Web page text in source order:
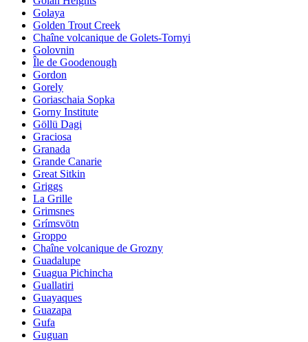
Golaya
Golden Trout Creek
Chaîne volcanique de Golets-Tornyi
Golovnin
Île de Goodenough
Gordon
Gorely
Goriaschaia Sopka
Gorny Institute
Göllü Dagi
Graciosa
Granada
Grande Canarie
Great Sitkin
Griggs
La Grille
Grimsnes
Grímsvötn
Groppo
Chaîne volcanique de Grozny
Guadalupe
Guagua Pichincha
Guallatiri
Guayaques
Guazapa
Gufa
Guguan